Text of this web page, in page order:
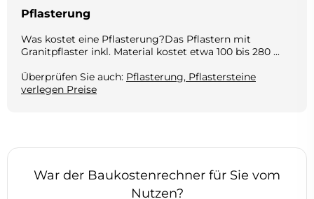
Pflasterung
Was kostet eine Pflasterung?Das Pflastern mit
Granitpflaster inkl. Material kostet etwa 100 bis 280 ...
Überprüfen Sie auch: Pflasterung, Pflastersteine
verlegen Preise
War der Baukostenrechner für Sie vom
Nutzen?